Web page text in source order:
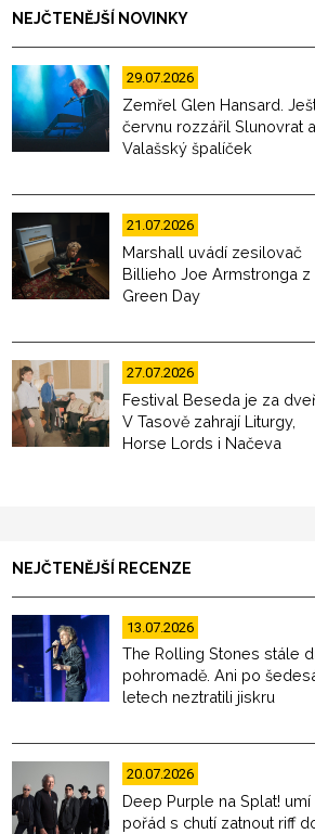
NEJČTENĚJŠÍ NOVINKY
29.07.2026
Zemřel Glen Hansard.
červnu rozzářil Slunovrat a
Valašský špalíček
21.07.2026
Marshall uvádí zesilovač
Billieho Joe Armstronga z
Green Day
27.07.2026
Festival Beseda je za
V Tasově zahrají Liturgy,
Horse Lords i Načeva
NEJČTENĚJŠÍ RECENZE
13.07.2026
The Rolling Stones stále
pohromadě. Ani po
letech neztratili jiskru
20.07.2026
Deep Purple na Splat! umí
pořád s chutí zatnout riff